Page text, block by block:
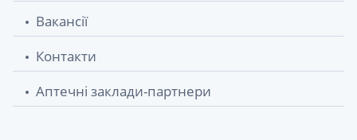
Вакансії
Контакти
Аптечні заклади-партнери